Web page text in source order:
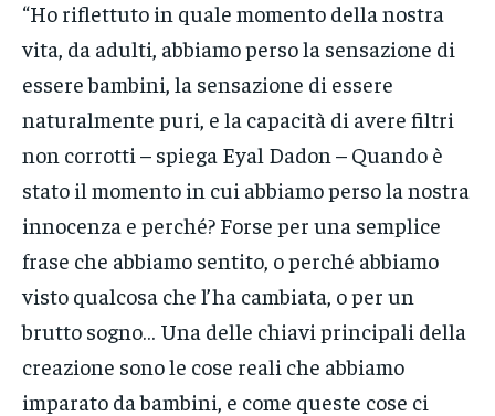
“Ho riflettuto in quale momento della nostra
vita, da adulti, abbiamo perso la sensazione di
essere bambini, la sensazione di essere
naturalmente puri, e la capacità di avere filtri
non corrotti – spiega Eyal Dadon – Quando è
stato il momento in cui abbiamo perso la nostra
innocenza e perché? Forse per una semplice
frase che abbiamo sentito, o perché abbiamo
visto qualcosa che l’ha cambiata, o per un
brutto sogno… Una delle chiavi principali della
creazione sono le cose reali che abbiamo
imparato da bambini, e come queste cose ci